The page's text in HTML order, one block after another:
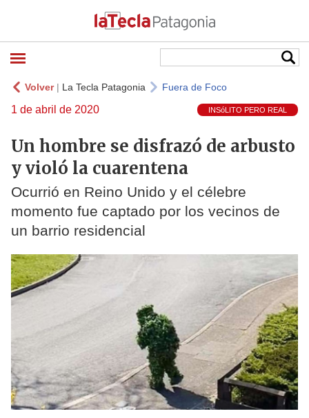
Volver| La Tecla Patagonia Fuera de Foco
1 de abril de 2020 INSóLITO PERO REAL
Un hombre se disfrazó de arbusto
y violó la cuarentena
Ocurrió en Reino Unido y el célebre
momento fue captado por los vecinos de
un barrio residencial